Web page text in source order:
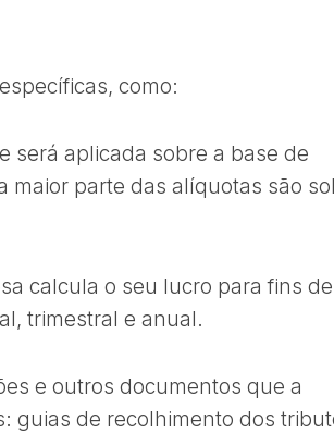
como:
será aplicada sobre a base de
maior parte das alíquotas são
calcula o seu lucro para fins de
trimestral e anual.
e outros documentos que a
guias de recolhimento dos